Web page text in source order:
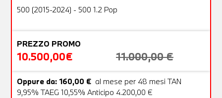
OFFERTA
500 (2015-2024) - 500 1.2 Pop
PREZZO PROMO
10.500,00€ 11.000,00 €
Oppure da: 160,00 € al mese per 48 mesi TAN
9,95% TAEG 10,55% Anticipo 4.200,00 €